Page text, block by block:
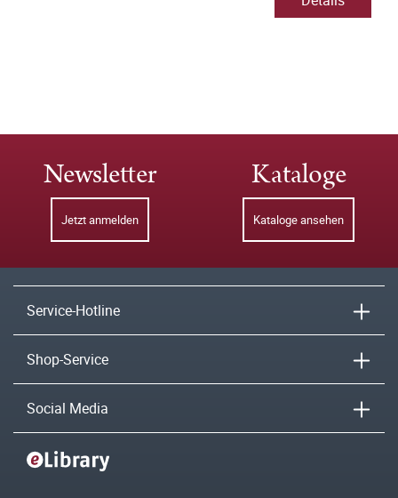
Newsletter
Jetzt anmelden
Kataloge
Kataloge ansehen
Service-Hotline
Shop-Service
Social Media